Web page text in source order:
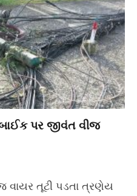
પર જીવંત વીજ
વાયર તૂટી પડતા ત્રણેય